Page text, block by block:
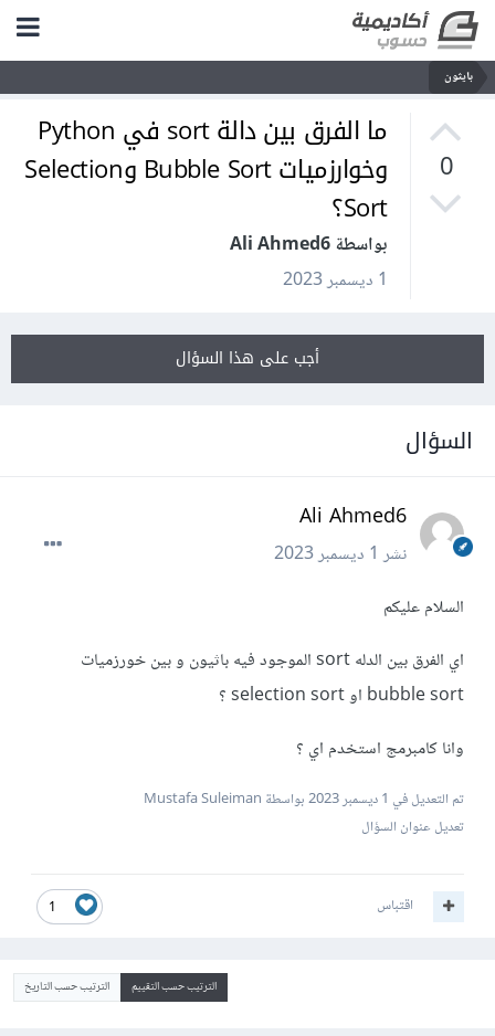
بايثون
0
ما الفرق بين دالة sort في Python
وخوارزميات Bubble Sort وSelection
Sort؟
بواسطة Ali Ahmed6
1 ديسمبر 2023
أجب على هذا السؤال
السؤال
Ali Ahmed6
نشر1 ديسمبر 2023
السلام عليكم
اي الفرق بين الدله sort الموجود فيه باثيون و بين خورزميات
bubble sort او selection sort ؟
وانا كامبرمج استخدم اي ؟
تم التعديل في 1 ديسمبر 2023
بواسطة Mustafa Suleiman
تعديل عنوان السؤال
1 اقتباس
الترتيب حسب التقييم الترتيب حسب التاريخ